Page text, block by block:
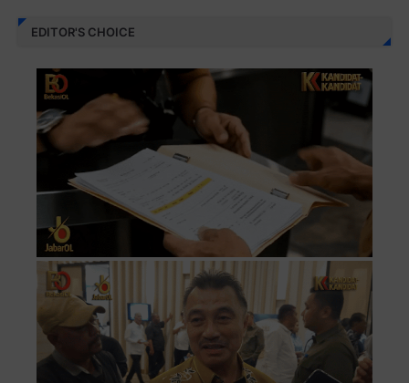
EDITOR'S CHOICE